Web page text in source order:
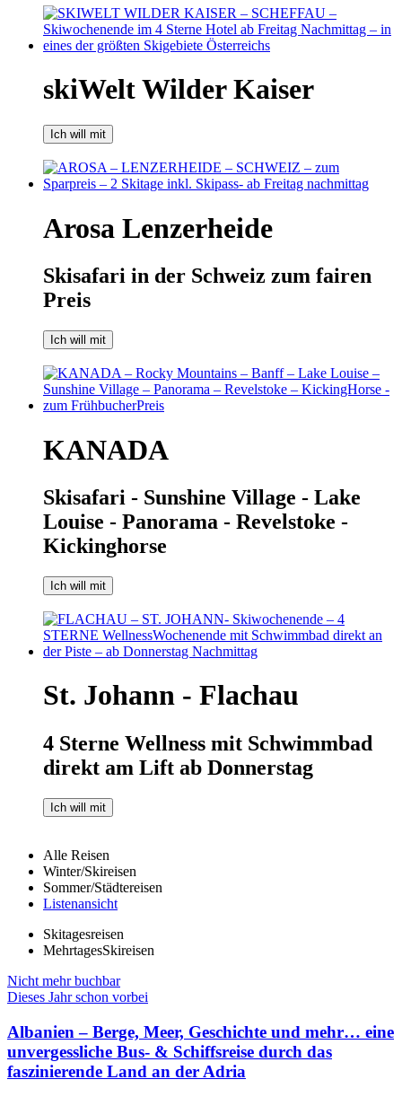
skiWelt Wilder Kaiser
Ich will mit
Arosa Lenzerheide
Skisafari in der Schweiz zum fairen
Preis
Ich will mit
KANADA
Skisafari - Sunshine Village - Lake
Louise - Panorama - Revelstoke -
Kickinghorse
Ich will mit
St. Johann - Flachau
4 Sterne Wellness mit Schwimmbad
direkt am Lift ab Donnerstag
Ich will mit
Alle Reisen
Winter/Skireisen
Sommer/Städtereisen
Listenansicht
Skitagesreisen
MehrtagesSkireisen
Nicht mehr buchbar
Dieses Jahr schon vorbei
Albanien – Berge, Meer, Geschichte und mehr… eine
unvergessliche Bus- & Schiffsreise durch das
faszinierende Land an der Adria